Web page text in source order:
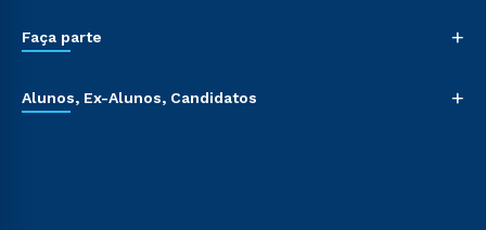
Faça parte +
Alunos, Ex-Alunos, Candidatos +